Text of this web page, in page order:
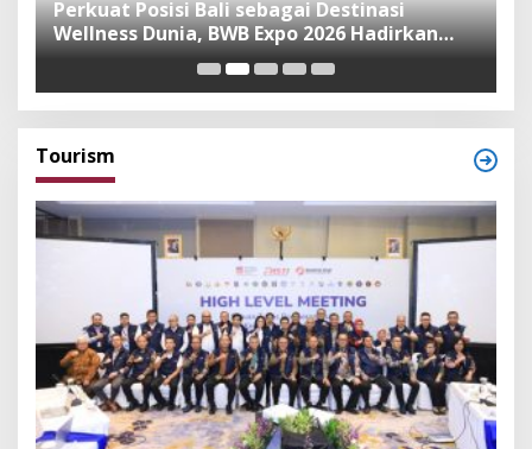
Perkuat Posisi Bali sebagai Destinasi
Wellness Dunia, BWB Expo 2026 Hadirkan
Exhibitor Nasional dan Global
Tourism